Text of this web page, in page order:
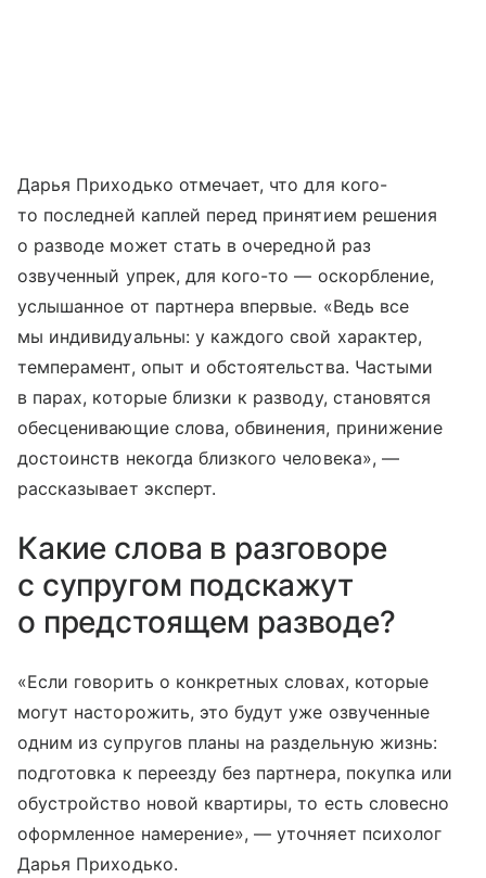
Дарья Приходько отмечает, что для кого-
то последней каплей перед принятием решения
о разводе может стать в очередной раз
озвученный упрек, для кого-то — оскорбление,
услышанное от партнера впервые. «Ведь все
мы индивидуальны: у каждого свой характер,
темперамент, опыт и обстоятельства. Частыми
в парах, которые близки к разводу, становятся
обесценивающие слова, обвинения, принижение
достоинств некогда близкого человека», —
рассказывает эксперт.
Какие слова в разговоре
с супругом подскажут
о предстоящем разводе?
«Если говорить о конкретных словах, которые
могут насторожить, это будут уже озвученные
одним из супругов планы на раздельную жизнь:
подготовка к переезду без партнера, покупка или
обустройство новой квартиры, то есть словесно
оформленное намерение», — уточняет психолог
Дарья Приходько.